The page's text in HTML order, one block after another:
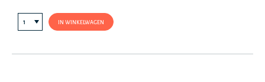
IN WINKELWAGEN